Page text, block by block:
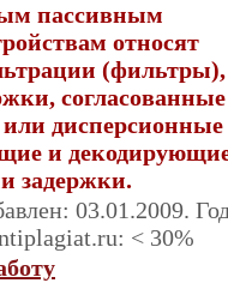
пассивным
относят
(фильтры),
согласованные
дисперсионные
и
задержки.
03.01.2009.
< 30%